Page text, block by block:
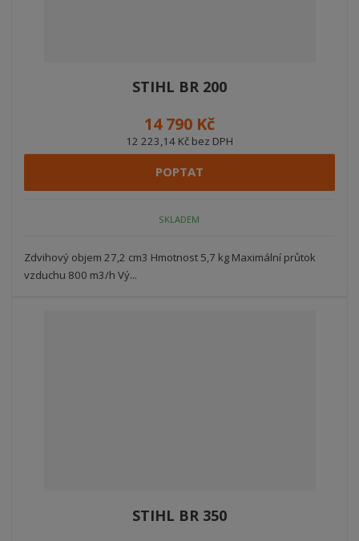
STIHL BR 200
14 790 Kč
12 223,14 Kč bez DPH
POPTAT
SKLADEM
Zdvihový objem 27,2 cm3 Hmotnost 5,7 kg Maximální průtok
vzduchu 800 m3/h Vý...
STIHL BR 350